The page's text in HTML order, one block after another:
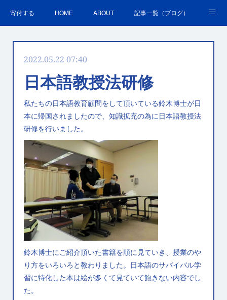
寄付する HOME ABOUT 記事一覧（ブログ）
ＳＤＧｓの取組 お問合せ
2022.05.22 07:40
日本語教授法研修
私たちの日本語教育顧問をして頂いている鈴木博士が日
本に帰国されましたので、知識拡充の為に日本語教授法
研修を行いました。
鈴木博士にご紹介頂いた書籍を順に見ていき、授業のや
り方をいろいろと教わりました。日本語のサバイバル学
習に特化した本は絵が多くて見ていて飽きない内容でし
た。